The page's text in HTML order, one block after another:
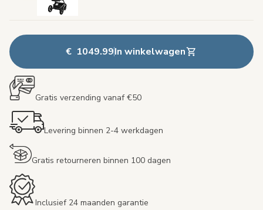
€ 1049.99In winkelwagen
Gratis verzending vanaf €50
Levering binnen 2-4 werkdagen
Gratis retourneren binnen 100 dagen
Inclusief 24 maanden garantie